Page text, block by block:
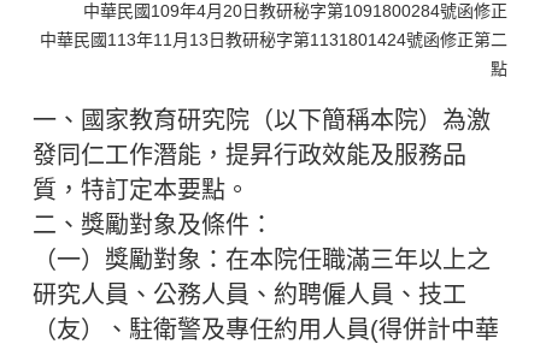
中華民國109年4月20日教研秘字第1091800284號函修正
中華民國113年11月13日教研秘字第1131801424號函修正第二
點
一、國家教育研究院（以下簡稱本院）為激
發同仁工作潛能，提昇行政效能及服務品
質，特訂定本要點。
二、獎勵對象及條件：
（一）獎勵對象：在本院任職滿三年以上之
研究人員、公務人員、約聘僱人員、技工
（友）、駐衛警及專任約用人員(得併計中華